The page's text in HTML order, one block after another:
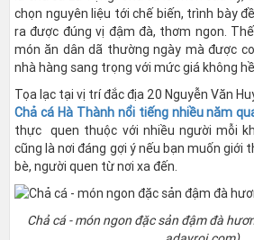
chọn nguyên liệu tới chế biến, trình bày
ra được đúng vị đậm đà, thơm ngon.
món ăn dân dã thường ngày mà được
nhà hàng sang trọng với mức giá không
Tọa lạc tại vị trí đắc địa 20 Nguyễn Văn
Chả cá Hà Thành nổi tiếng nhiều năm
thực quen thuộc với nhiều người mỗi
cũng là nơi đáng gợi ý nếu bạn muốn giới
bè, người quen từ nơi xa đến.
Chả cá - món ngon đặc sản đậm đà